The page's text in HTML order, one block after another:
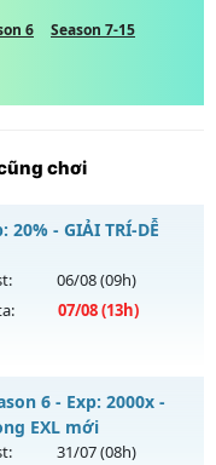
6
Season 7-15
chơi
20% - GIẢI TRÍ-DỄ
06/08(09h)
07/08(13h)
TarKanvào 13h
6 - Exp: 2000x -
EXL mới
31/07(08h)